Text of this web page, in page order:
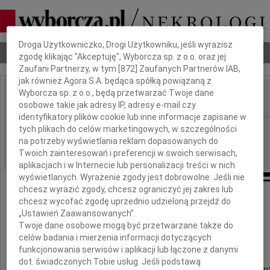
Nekrologi Odeszli Poradnik pogrzebowy
IMIĘ I NAZWISKO:
REGION: Łódź
DATA EMISJI: 11.02.2010
Naszej Drogiej Koleżance
dr Krystynie Piątkowskiej
Dbamy o Twoją prywatność
Droga Użytkowniczko, Drogi Użytkowniku, jeśli wyrazisz
zgodę klikając "Akceptuję", Wyborcza sp. z o.o. oraz jej
Zaufani Partnerzy, w tym [872 ] Zaufanych Partnerów IAB,
jak również Agora S.A. będąca spółką powiązaną z
Wyborcza sp. z o.o., będą przetwarzać Twoje dane
osobowe takie jak adresy IP, adresy e-mail czy
identyfikatory plików cookie lub inne informacje zapisane w
tych plikach do celów marketingowych, w szczególności
na potrzeby wyświetlania reklam dopasowanych do
Twoich zainteresowań i preferencji w swoich serwisach,
aplikacjach i w Internecie lub personalizacji treści w nich
wyświetlanych. Wyrażenie zgody jest dobrowolne. Jeśli nie
chcesz wyrazić zgody, chcesz ograniczyć jej zakres lub
chcesz wycofać zgodę uprzednio udzieloną przejdź do
„Ustawień Zaawansowanych”.
Twoje dane osobowe mogą być przetwarzane także do
celów badania i mierzenia informacji dotyczących
funkcjonowania serwisów i aplikacji lub łączone z danymi
dot. świadczonych Tobie usług. Jeśli podstawą